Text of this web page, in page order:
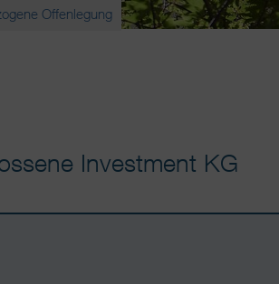
Offenlegung
Investment KG